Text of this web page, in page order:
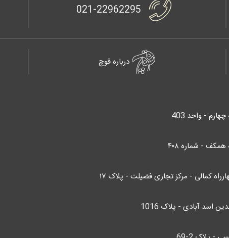
021-22962295
درباره قوچ
- شماره ۴۰۸
کمالی - مرکز تجاری فضیلت - پلاک ۱۷
اسد آبادی - پلاک 1016